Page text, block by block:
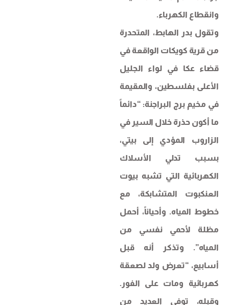
وانقطاع الكهرباء.
وتقول بدر الهابط، المتحدرة
من قرية كويكات الواقعة في
قضاء عكا في لواء الجليل
الأعلى بفلسطين، والمقيمة
في مخيم برج البراجنة: “دائماً
ما أكون حذرة خلال السير في
الزاروب المؤدي إلى بيتي،
بسبب تدلي الأسلاك
الكهربائية التي تشبه بيوت
العنكبوت المتشابكة، مع
خطوط المياه. وأحياناً، أحمل
مظلة لأحمي نفسي من
المياه”. وتذكر أنه قبل
أسابيع، “تعرض ولد لصعقة
كهربائية ومات على الفور.
وقبله، توفي العديد من